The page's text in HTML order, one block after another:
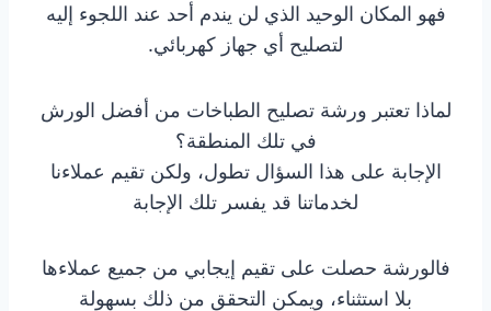
فهو المكان الوحيد الذي لن يندم أحد عند اللجوء إليه
لتصليح أي جهاز كهربائي.
لماذا تعتبر ورشة تصليح الطباخات من أفضل الورش
في تلك المنطقة؟
الإجابة على هذا السؤال تطول، ولكن تقيم عملاءنا
لخدماتنا قد يفسر تلك الإجابة
فالورشة حصلت على تقيم إيجابي من جميع عملاءها
بلا استثناء، ويمكن التحقق من ذلك بسهولة